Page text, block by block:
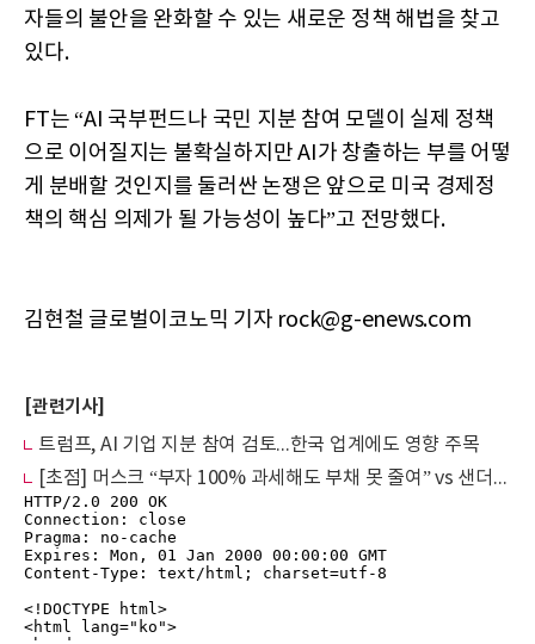
자들의 불안을 완화할 수 있는 새로운 정책 해법을 찾고
있다.
FT는 “AI 국부펀드나 국민 지분 참여 모델이 실제 정책
으로 이어질지는 불확실하지만 AI가 창출하는 부를 어떻
게 분배할 것인지를 둘러싼 논쟁은 앞으로 미국 경제정
책의 핵심 의제가 될 가능성이 높다”고 전망했다.
김현철 글로벌이코노믹 기자 rock@g-enews.com
[관련기사]
트럼프, AI 기업 지분 참여 검토...한국 업계에도 영향 주목
[초점] 머스크 “부자 100% 과세해도 부채 못 줄여” vs 샌더스 “5%만 걷어도 1인당 3000달러 지급”